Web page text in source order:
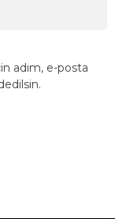
adım, e-posta